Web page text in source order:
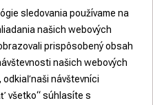
sledovania používame na
našich webových
prispôsobený obsah
našich webových
naši návštevníci
všetko“ súhlasíte s
2021733065